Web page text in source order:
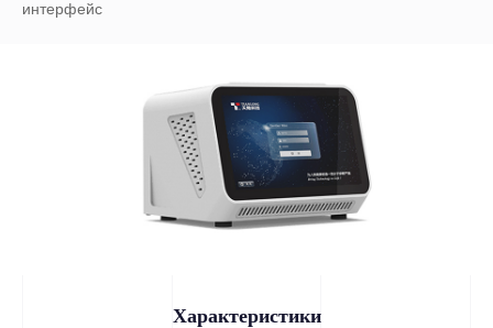
интерфейс
Характеристики